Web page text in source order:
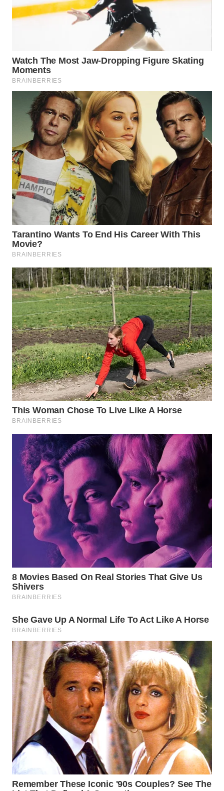
INDRAMAYU
WN
MAJALENGKA
WN
SUBANG
WN
SUKABUMI
WN
PURWAKARTA
PRIANGAN
TIMUR
SEMARANG
WN
SOLO
WN
BOROBUDUR
WN
MADURA
WN
SURABAYA
WN
NATUNA
WN
BINTAN
WN
MANDALIKA
LIKUPANG
WN
WN
BORNEO
Wahana
Media
Group
WAHANA
NEWS
WAHANA
WAHANA